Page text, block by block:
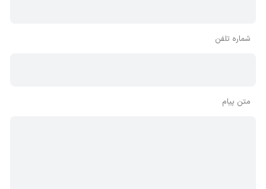
شماره تلفن
متن پیام